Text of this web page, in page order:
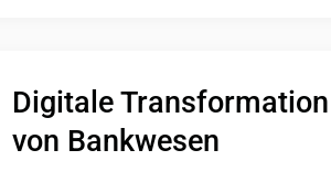
Digitale Transformation
von Bankwesen